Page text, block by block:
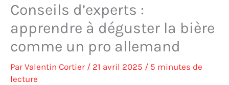
Conseils d’experts :
apprendre à déguster la bière
comme un pro allemand
ParValentin Cortier / 21 avril 2025 / 5 minutes de
lecture